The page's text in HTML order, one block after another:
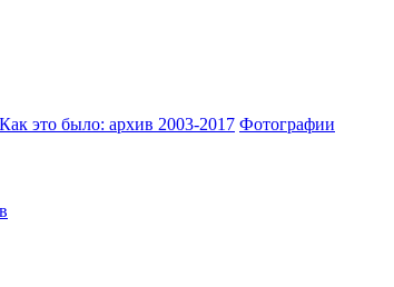
Как это было: архив 2003-2017 Фотографии